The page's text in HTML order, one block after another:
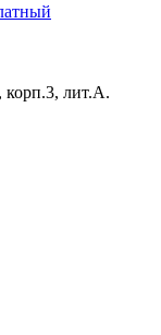
корп.3, лит.А.